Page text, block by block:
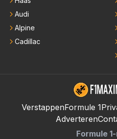
Audi
Alpine
Cadillac
VerstappenFormule 1
Adverteren
Formule